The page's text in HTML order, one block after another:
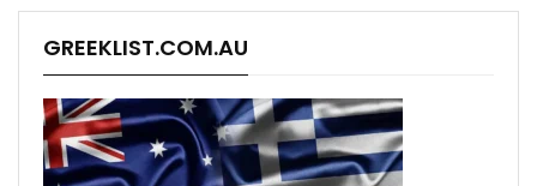
GREEKLIST.COM.AU